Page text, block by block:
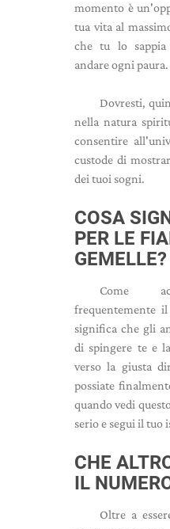
momento è
tua vita al
che tu lo
andare ogni paura.
Dovresti,
nella natura
consentire
custode di
dei tuoi sogni.
COSA
PER LE
GEMELLE?
Come
frequentemente
significa che gli
di spingere te e
verso la giusta
possiate
quando vedi
serio e segui il tuo
CHE
IL
Oltre a